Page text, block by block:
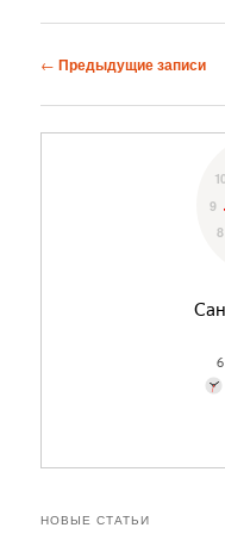
Навигация
записям
← Предыдущие записи
НОВЫЕ СТАТЬИ